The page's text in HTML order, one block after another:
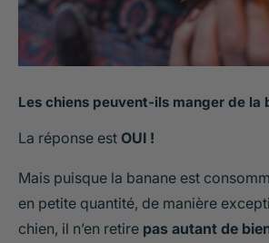
Les chiens peuvent-ils manger de la
La réponse est OUI !
Mais puisque la banane est
en petite quantité, de manière
chien, il n’en retire pas autant de